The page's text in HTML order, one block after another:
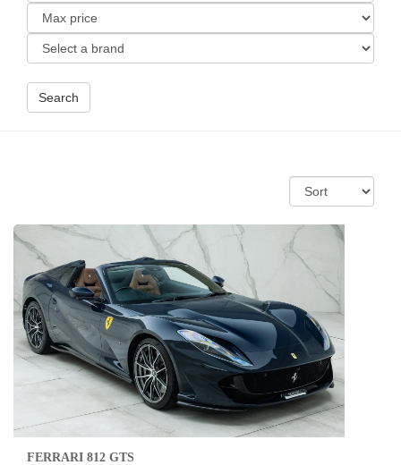
Search
FERRARI 812 GTS